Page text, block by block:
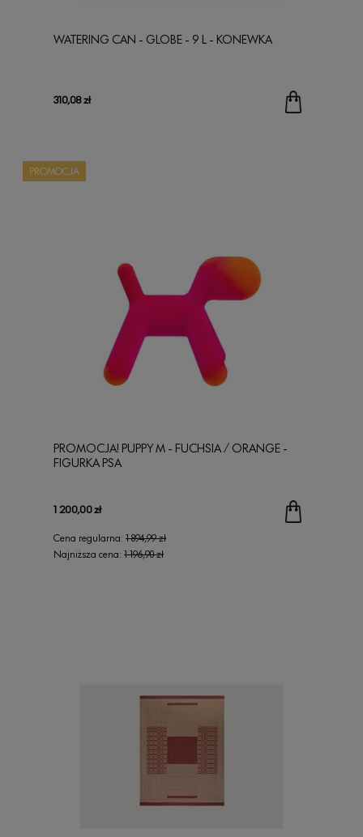
WATERING CAN - GLOBE - 9 L - KONEWKA
310,08 zł
PROMOCJA! PUPPY M - FUCHSIA / ORANGE -
FIGURKA PSA
1 200,00 zł
Cena regularna: 1 894,99 zł
Najniższa cena: 1 196,90 zł
PROMOCJA